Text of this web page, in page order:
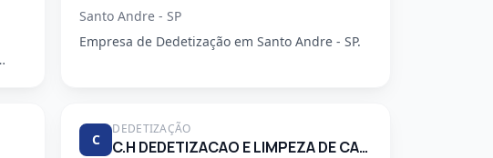
Santo Andre - SP
Empresa de Dedetização em Santo Andre - SP.
C
DEDETIZAÇÃO
C.H DEDETIZACAO E LIMPEZA DE CAIXA D'AGUA LTDA